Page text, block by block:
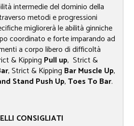
intermedie del dominio della
metodi e progressioni
migliorerà le abilità ginniche
coordinato e forte imparando ad
a corpo libero di difficoltà
& Kipping Pull up, Strict &
, Strict & Kipping Bar Muscle Up,
Stand Push Up,Toes To Bar.
CONSIGLIATI